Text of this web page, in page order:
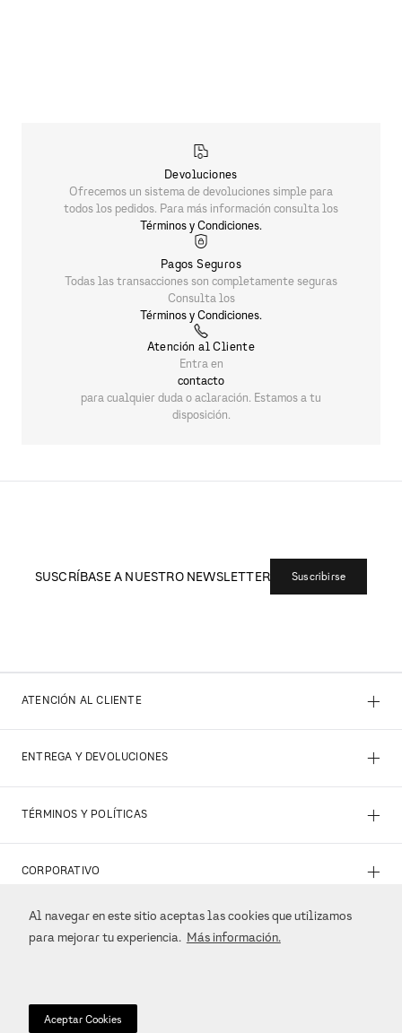
Al navegar en este sitio aceptas las cookies que utilizamos
para mejorar tu experiencia. Más información.
Aceptar Cookies
Devoluciones
Ofrecemos un sistema de devoluciones simple para
todos los pedidos. Para más información consulta los
Términos y Condiciones.
Pagos Seguros
Todas las transacciones son completamente seguras
Consulta los
Términos y Condiciones.
Atención al Cliente
Entra en
contacto
para cualquier duda o aclaración. Estamos a tu
disposición.
SUSCRÍBASE A NUESTRO NEWSLETTER Suscribirse
ATENCIÓN AL CLIENTE +
ENTREGA Y DEVOLUCIONES +
TÉRMINOS Y POLÍTICAS +
CORPORATIVO +
REDES SOCIALES